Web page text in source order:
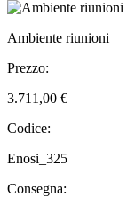
Ambiente riunioni
Prezzo:
3.711,00 €
Codice:
Enosi_325
Consegna: